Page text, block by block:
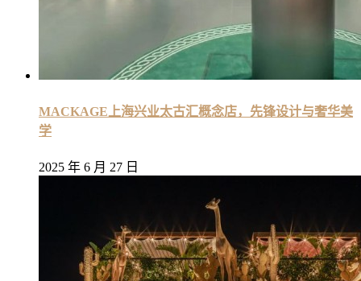
MACKAGE上海兴业太古汇概念店，先锋设计与奢华美
学
2025 年 6 月 27 日